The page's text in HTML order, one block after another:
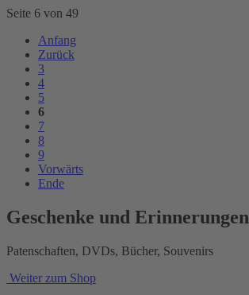
Seite 6 von 49
Anfang
Zurück
3
4
5
6
7
8
9
Vorwärts
Ende
Geschenke und Erinnerungen
Patenschaften, DVDs, Bücher, Souvenirs
Weiter zum Shop